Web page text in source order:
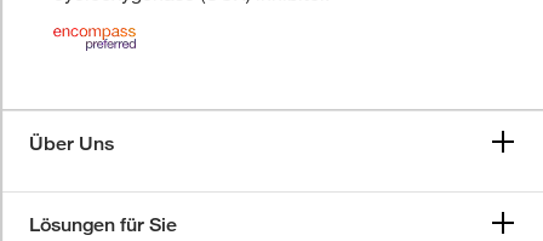
Über Uns
Lösungen für Sie